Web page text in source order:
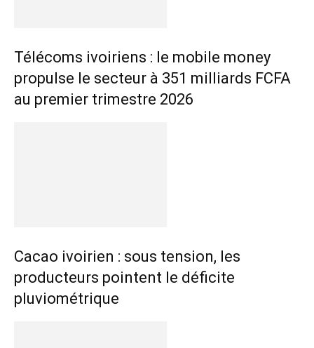
Télécoms ivoiriens : le mobile money
propulse le secteur à 351 milliards FCFA
au premier trimestre 2026
Cacao ivoirien : sous tension, les
producteurs pointent le déficite
pluviométrique